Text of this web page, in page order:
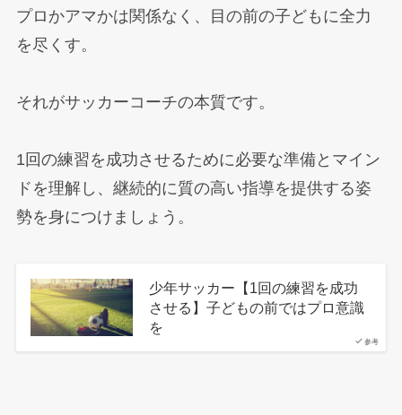
プロかアマかは関係なく、目の前の子どもに全力
を尽くす。
それがサッカーコーチの本質です。
1回の練習を成功させるために必要な準備とマイン
ドを理解し、継続的に質の高い指導を提供する姿
勢を身につけましょう。
参考
少年サッカー【1回の練習を成功
させる】子どもの前ではプロ意識
を